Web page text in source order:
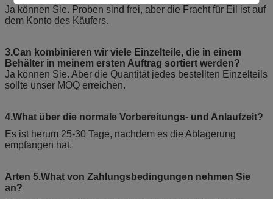
Ja können Sie. Proben sind frei, aber die Fracht für Eil ist auf
dem Konto des Käufers.
3.Can kombinieren wir viele Einzelteile, die in einem
Behälter in meinem ersten Auftrag sortiert werden?
Ja können Sie. Aber die Quantität jedes bestellten Einzelteils
sollte unser MOQ erreichen.
4.What über die normale Vorbereitungs- und Anlaufzeit?
Es ist herum 25-30 Tage, nachdem es die Ablagerung
empfangen hat.
Arten 5.What von Zahlungsbedingungen nehmen Sie
an?